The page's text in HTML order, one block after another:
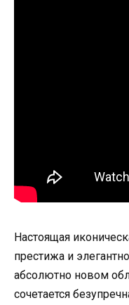
Настоящая
престижа и
абсолютно новом
сочетается